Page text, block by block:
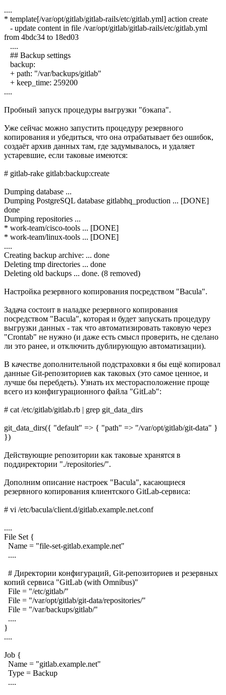
....
* template[/var/opt/gitlab/gitlab-rails/etc/gitlab.yml] action create
- update content in file /var/opt/gitlab/gitlab-rails/etc/gitlab.yml
from 4bdc34 to 18ed03
....
## Backup settings
backup:
+ path: "/var/backups/gitlab"
+ keep_time: 259200
....
Пробный запуск процедуры выгрузки "бэкапа".
Уже сейчас можно запустить процедуру резервного
копирования и убедиться, что она отрабатывает без ошибок,
создаёт архив данных там, где задумывалось, и удаляет
устаревшие, если таковые имеются:
# gitlab-rake gitlab:backup:create
Dumping database ...
Dumping PostgreSQL database gitlabhq_production ... [DONE]
done
Dumping repositories ...
* work-team/cisco-tools ... [DONE]
* work-team/linux-tools ... [DONE]
....
Creating backup archive: ... done
Deleting tmp directories ... done
Deleting old backups ... done. (8 removed)
Настройка резервного копирования посредством "Bacula".
Задача состоит в наладке резервного копирования
посредством "Bacula", которая и будет запускать процедуру
выгрузки данных - так что автоматизировать таковую через
"Crontab" не нужно (и даже есть смысл проверить, не сделано
ли это ранее, и отключить дублирующую автоматизации).
В качестве дополнительной подстраховки я бы ещё копировал
данные Git-репозиториев как таковых (это самое ценное, и
лучше бы перебдеть). Узнать их месторасположение проще
всего из конфигурационного файла "GitLab":
# cat /etc/gitlab/gitlab.rb | grep git_data_dirs
git_data_dirs({ "default" => { "path" => "/var/opt/gitlab/git-data" }
})
Действующие репозитории как таковые хранятся в
поддиректории "./repositories/".
Дополним описание настроек "Bacula", касающиеся
резервного копирования клиентского GitLab-сервиса:
# vi /etc/bacula/client.d/gitlab.example.net.conf
....
File Set {
Name = "file-set-gitlab.example.net"
....
# Директории конфигураций, Git-репозиториев и резервных
копий сервиса "GitLab (with Omnibus)"
File = "/etc/gitlab/"
File = "/var/opt/gitlab/git-data/repositories/"
File = "/var/backups/gitlab/"
....
}
....
Job {
Name = "gitlab.example.net"
Type = Backup
....